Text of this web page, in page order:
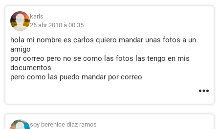
karls
26 abr 2010 à 00:35
hola mi nombre es carlos quiero mandar unas fotos a un
amigo
por correo pero no se como las fotos las tengo en mis
documentos
pero como las puedo mandar por correo
soy berenice diaz ramos